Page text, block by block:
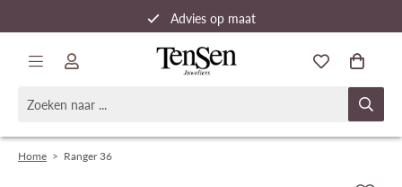
Advies op maat
Snelle verzending
Home > Ranger 36